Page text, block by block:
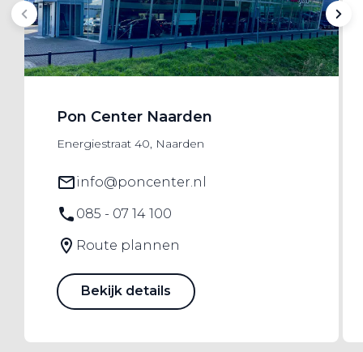
Pon Center Naarden
Energiestraat 40, Naarden
info@poncenter.nl
085 - 07 14 100
Route plannen
Bekijk details